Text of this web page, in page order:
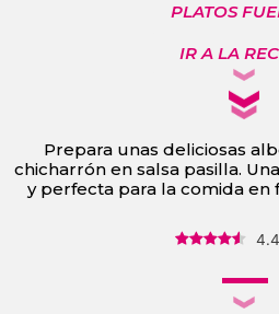
PLATOS
IR A LA
Prepara unas deliciosas
chicharrón en salsa pasilla.
y perfecta para la comida en
4.4